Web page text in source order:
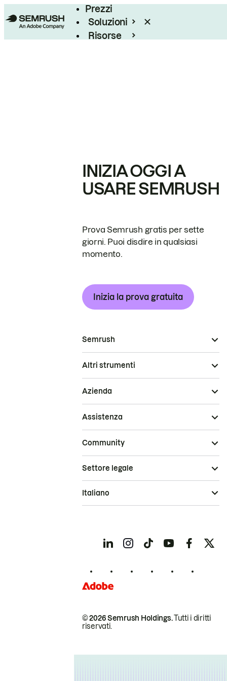
Prezzi
Soluzioni
Risorse
INIZIA OGGI A
USARE SEMRUSH
Prova Semrush gratis per sette
giorni. Puoi disdire in qualsiasi
momento.
Inizia la prova gratuita
Semrush
Altri strumenti
Azienda
Assistenza
Community
© 2026 Semrush Holdings.Tutti i diritti
riservati.
Settore legale
Italiano